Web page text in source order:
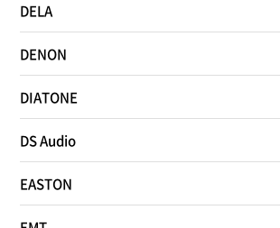
DELA
DENON
DIATONE
DS Audio
EASTON